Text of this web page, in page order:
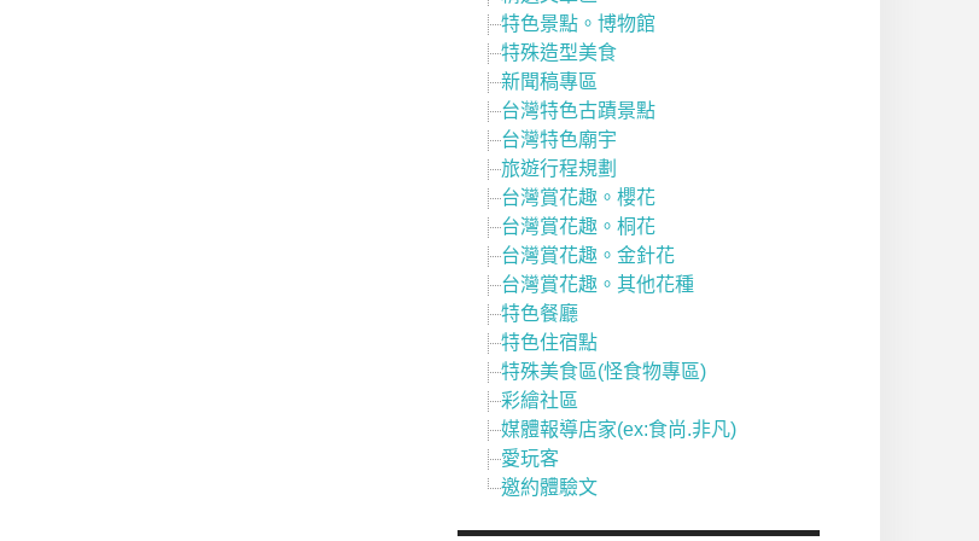
特色景點。博物館
特殊造型美食
新聞稿專區
台灣特色古蹟景點
台灣特色廟宇
旅遊行程規劃
台灣賞花趣。櫻花
台灣賞花趣。桐花
台灣賞花趣。金針花
台灣賞花趣。其他花種
特色餐廳
特色住宿點
特殊美食區(怪食物專區)
彩繪社區
媒體報導店家(ex:食尚.非凡)
愛玩客
邀約體驗文